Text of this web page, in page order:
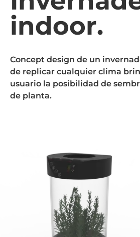
indoor.
Concept design de un
de replicar cualquier clima
usuario la posibilidad de
de planta.